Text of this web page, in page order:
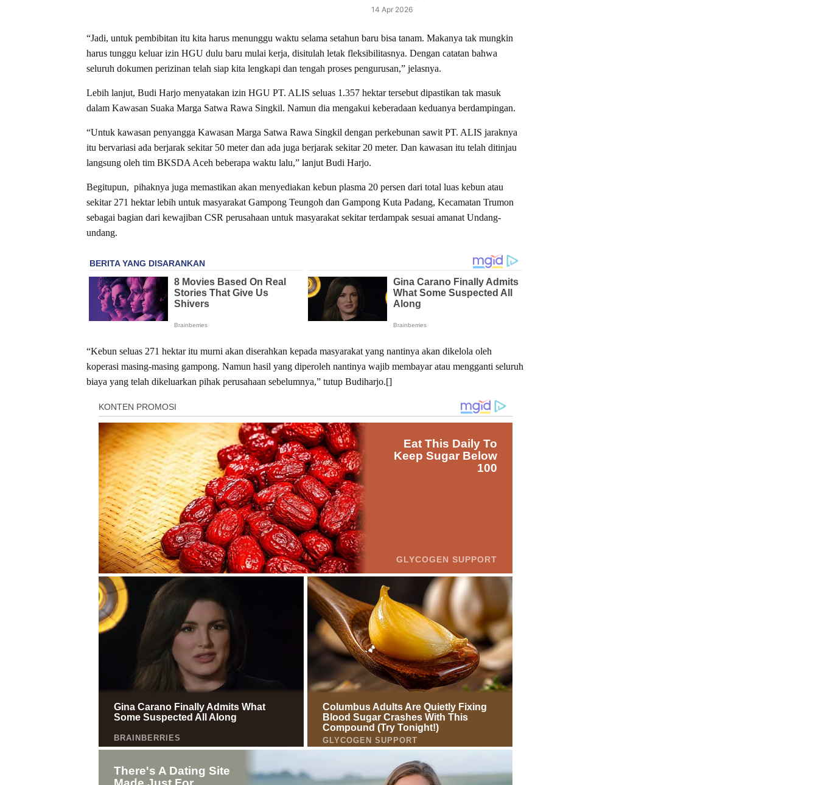
14 Apr 2026
“Jadi, untuk pembibitan itu kita harus menunggu waktu selama setahun baru bisa tanam. Makanya tak mungkin
harus tunggu keluar izin HGU dulu baru mulai kerja, disitulah letak fleksibilitasnya. Dengan catatan bahwa
seluruh dokumen perizinan telah siap kita lengkapi dan tengah proses pengurusan,” jelasnya.
Lebih lanjut, Budi Harjo menyatakan izin HGU PT. ALIS seluas 1.357 hektar tersebut dipastikan tak masuk
dalam Kawasan Suaka Marga Satwa Rawa Singkil. Namun dia mengakui keberadaan keduanya berdampingan.
“Untuk kawasan penyangga Kawasan Marga Satwa Rawa Singkil dengan perkebunan sawit PT. ALIS jaraknya
itu bervariasi ada berjarak sekitar 50 meter dan ada juga berjarak sekitar 20 meter. Dan kawasan itu telah ditinjau
langsung oleh tim BKSDA Aceh beberapa waktu lalu,” lanjut Budi Harjo.
Begitupun, pihaknya juga memastikan akan menyediakan kebun plasma 20 persen dari total luas kebun atau
sekitar 271 hektar lebih untuk masyarakat Gampong Teungoh dan Gampong Kuta Padang, Kecamatan Trumon
sebagai bagian dari kewajiban CSR perusahaan untuk masyarakat sekitar terdampak sesuai amanat Undang-
undang.
“Kebun seluas 271 hektar itu murni akan diserahkan kepada masyarakat yang nantinya akan dikelola oleh
koperasi masing-masing gampong. Namun hasil yang diperoleh nantinya wajib membayar atau mengganti seluruh
biaya yang telah dikeluarkan pihak perusahaan sebelumnya,” tutup Budiharjo.[]